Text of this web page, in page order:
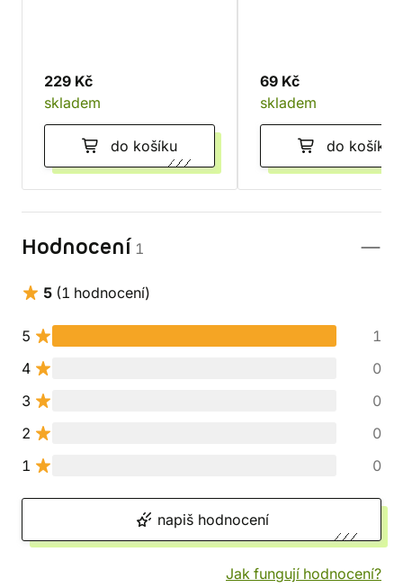
229 Kč
skladem
do košíku
69 Kč
skladem
do košíku
Hodnocení 1
5 (1 hodnocení)
5
1
4
0
3
0
2
0
1
0
napiš hodnocení
Jak fungují hodnocení?